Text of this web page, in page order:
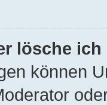
lösche
können